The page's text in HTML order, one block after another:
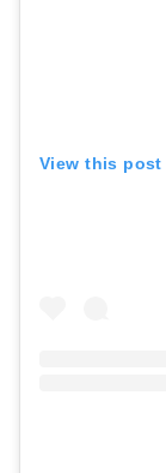
View this